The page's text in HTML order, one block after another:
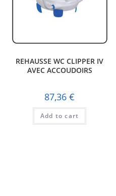
REHAUSSE WC CLIPPER IV
AVEC ACCOUDOIRS
87,36€
Add to cart